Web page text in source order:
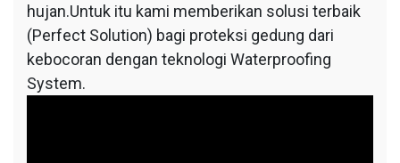
hujan.Untuk itu kami memberikan solusi terbaik
(Perfect Solution) bagi proteksi gedung dari
kebocoran dengan teknologi Waterproofing
System.